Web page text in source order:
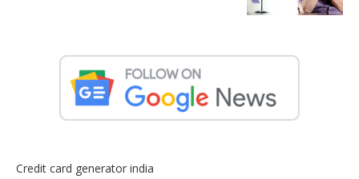
Credit card generator india